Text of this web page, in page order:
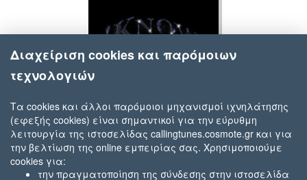
Genia
Know!
Διαχείριση cookies και παρόμοιων
τεχνολογιών
Τα cookies και άλλοι παρόμοιοι μηχανισμοί ιχνηλάτησης
(εφεξής cookies) είναι σημαντικοί για την εύρυθμη
λειτουργία της ιστοσελίδας callingtunes.cosmote.gr και για
την βελτίωση της online εμπειρίας σας. Χρησιμοποιούμε
cookies για:
την πραγματοποίηση της σύνδεσης στην ιστοσελίδα